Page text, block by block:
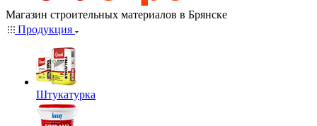
Магазин строительных материалов в Брянске
Продукция
Штукатурка